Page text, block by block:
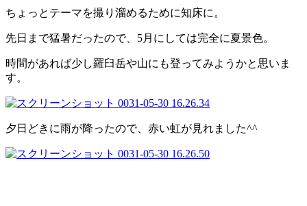
ちょっとテーマを撮り溜めるために知床に。
先日まで猛暑だったので、5月にしては完全に夏景色。
時間があれば少し羅臼岳や山にも登ってみようかと思いま
す。
夕日どきに雨が降ったので、赤い虹が見れました^^